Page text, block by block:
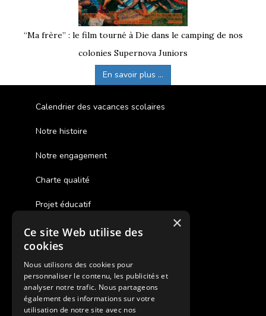
“Ma frère” : le film tourné à Die dans le camping de nos
colonies Supernova Juniors
En savoir plus ...
Calendrier des vacances scolaires
Notre histoire
Notre engagement
Charte qualité
Projet éducatif
Des colonies de vacances inclusives
Assurances annulations
Aides financières pour partir en colonie
Charte de confidentialité
×
Ce site Web utilise des
cookies
Nous utilisons des cookies pour
personnaliser le contenu, les publicités et
analyser notre trafic. Nous partageons
également des informations sur votre
utilisation de notre site avec nos